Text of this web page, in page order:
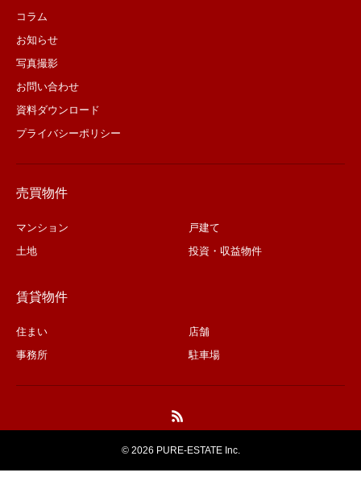
コラム
お知らせ
写真撮影
お問い合わせ
資料ダウンロード
プライバシーポリシー
売買物件
マンション
戸建て
土地
投資・収益物件
賃貸物件
住まい
店舗
事務所
駐車場
© 2026 PURE-ESTATE Inc.